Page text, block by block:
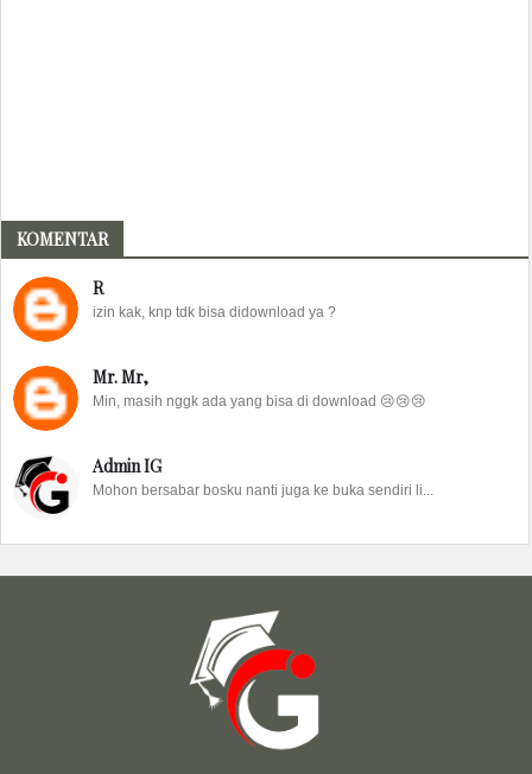
KOMENTAR
R
izin kak, knp tdk bisa didownload ya ?
Mr. Mr,
Min, masih nggk ada yang bisa di download 😢😢😢
Admin IG
Mohon bersabar bosku nanti juga ke buka sendiri li...